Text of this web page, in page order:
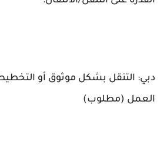
دبي: التنقل بشكل موثوق أو
العمل (مطلوب)